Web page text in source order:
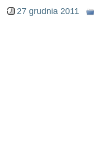
27 grudnia 2011